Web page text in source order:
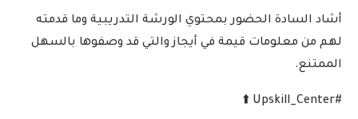
أشاد السادة الحضور بمحتوي الورشة التدريبية وما قدمته
لهم من معلومات قيمة في أيجاز والتي قد وصفوها بالسهل
الممتنع.
#Upskill_Center ⬆️